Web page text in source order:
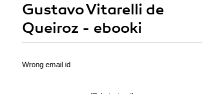
Gustavo Vitarelli de
Queiroz - ebooki
Wrong email id